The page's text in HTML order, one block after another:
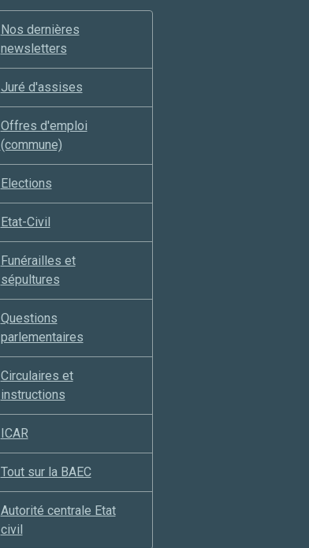
Nos dernières
newsletters
Juré d'assises
Offres d'emploi
(commune)
Elections
Etat-Civil
Funérailles et
sépultures
Questions
parlementaires
Circulaires et
instructions
ICAR
Tout sur la BAEC
Autorité centrale Etat
civil